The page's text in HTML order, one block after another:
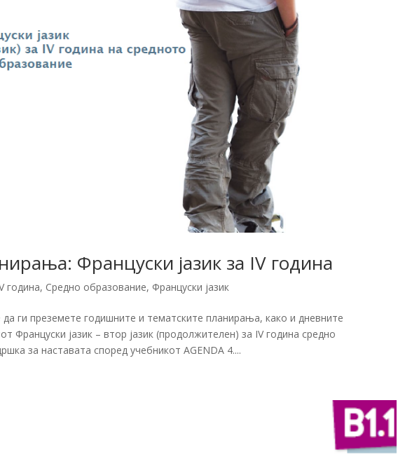
Француски јазик за IV година
година, Средно образование, Француски јазик
ги преземете годишните и тематските планирања, како и дневните
Француски јазик – втор јазик (продолжителен) за IV година средно
за наставата според учебникот AGENDA 4....